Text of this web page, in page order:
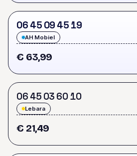
06 45 09 45 19
AH Mobiel
€ 63,99
06 45 03 6010
Lebara
€ 21,49